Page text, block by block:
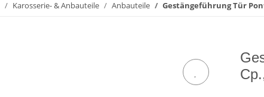
Karosserie- & Anbauteile Anbauteile Gestängeführung Tür